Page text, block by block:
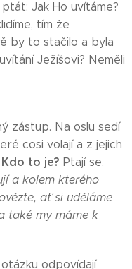
Jak Ho uvítáme?
tím že
by to stačilo a byla
Ježíšovi? Neměli
zástup. Na oslu sedí
cosi volají a z jejich
Kdo to je? Ptají se.
a kolem kterého
ať si uděláme
také my máme k
odpovídají